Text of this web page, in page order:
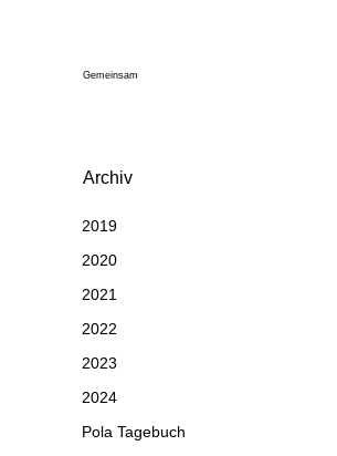
Gemeinsam
Archiv
2019
2020
2021
2022
2023
2024
Pola Tagebuch